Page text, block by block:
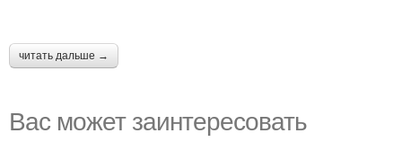
читать дальше →
Вас может заинтересовать